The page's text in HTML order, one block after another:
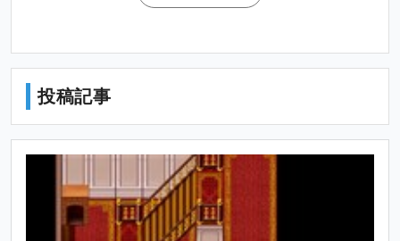
タイトル画面
投稿記事